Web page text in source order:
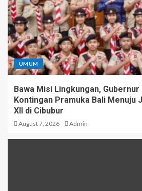
UMUM
Bawa Misi Lingkungan,
Kontingan Pramuka Bali Menuju
XII di Cibubur
August 7, 2026 Admin